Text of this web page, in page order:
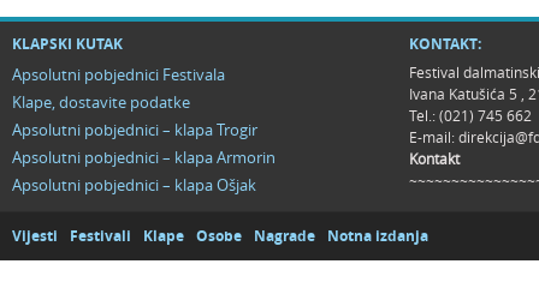
KLAPSKI KUTAK
Apsolutni pobjednici Festivala
Klape, dostavite podatke
Apsolutni pobjednici – klapa Trogir
Apsolutni pobjednici – klapa Armorin
Apsolutni pobjednici – klapa Ošjak
KONTAKT:
Festival
Ivana Katušića 5 ,
Tel.: (021) 745 662
E-mail:
Kontakt
Vijesti Festivali Klape Osobe Nagrade Notna izdanja